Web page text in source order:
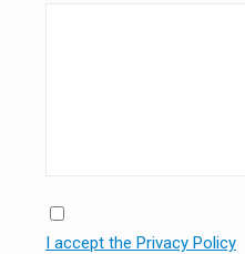
I accept the Privacy Policy